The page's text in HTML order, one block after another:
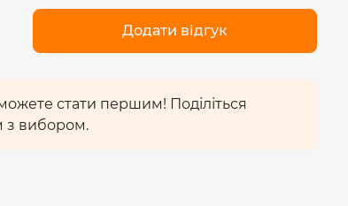
–
блимання індикатора синім
Додати відгук
стати першим! Поділіться
з вибором.